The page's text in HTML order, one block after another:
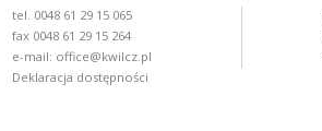
tel. 0048 61 29 15 065
fax 0048 61 29 15 264
e-mail: office@kwilcz.pl
Deklaracja dostępności